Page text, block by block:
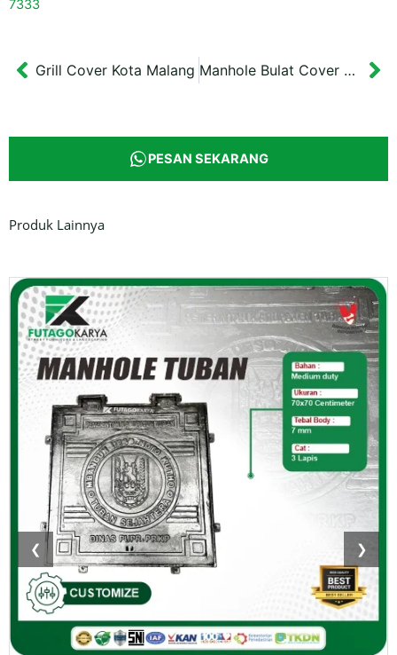
7333
Prev
Grill Cover Kota Malang Manhole Bulat Cover Kab.Gresik
PESAN SEKARANG
Produk Lainnya
❮ ❯